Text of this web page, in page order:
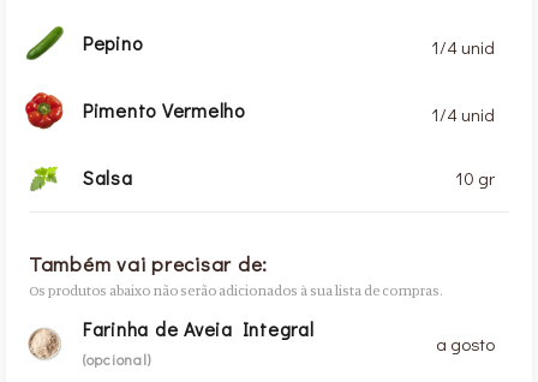
Pepino 1/4 unid
Pimento Vermelho 1/4 unid
Salsa 10 gr
Também vai precisar de:
Os produtos abaixo não serão adicionados à sua lista de compras.
Farinha de Aveia Integral
(opcional)
a gosto